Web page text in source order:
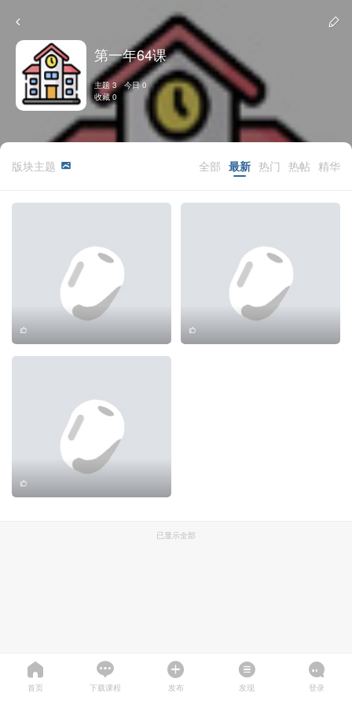
第一年64课
主题 3 今日 0
收藏 0
版块主题 全部 最新 热门 热帖 精华
已显示全部
首页 下载课程 发布 发现 登录